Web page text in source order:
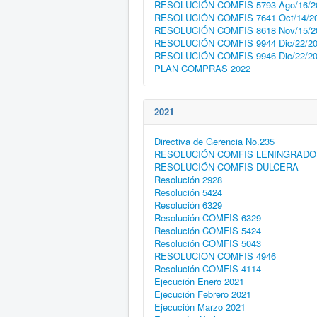
RESOLUCIÓN COMFIS 5793 Ago/16/
RESOLUCIÓN COMFIS 7641 Oct/14/
RESOLUCIÓN COMFIS 8618 Nov/15/
RESOLUCIÓN COMFIS 9944 Dic/22/
RESOLUCIÓN COMFIS 9946 Dic/22/
PLAN COMPRAS 2022
2021
Directiva de Gerencia No.235
RESOLUCIÓN COMFIS LENINGRADO
RESOLUCIÓN COMFIS DULCERA
Resolución 2928
Resolución 5424
Resolución 6329
Resolución COMFIS 6329
Resolución COMFIS 5424
Resolución COMFIS 5043
RESOLUCION COMFIS 4946
Resolución COMFIS 4114
Ejecución Enero 2021
Ejecución Febrero 2021
Ejecución Marzo 2021